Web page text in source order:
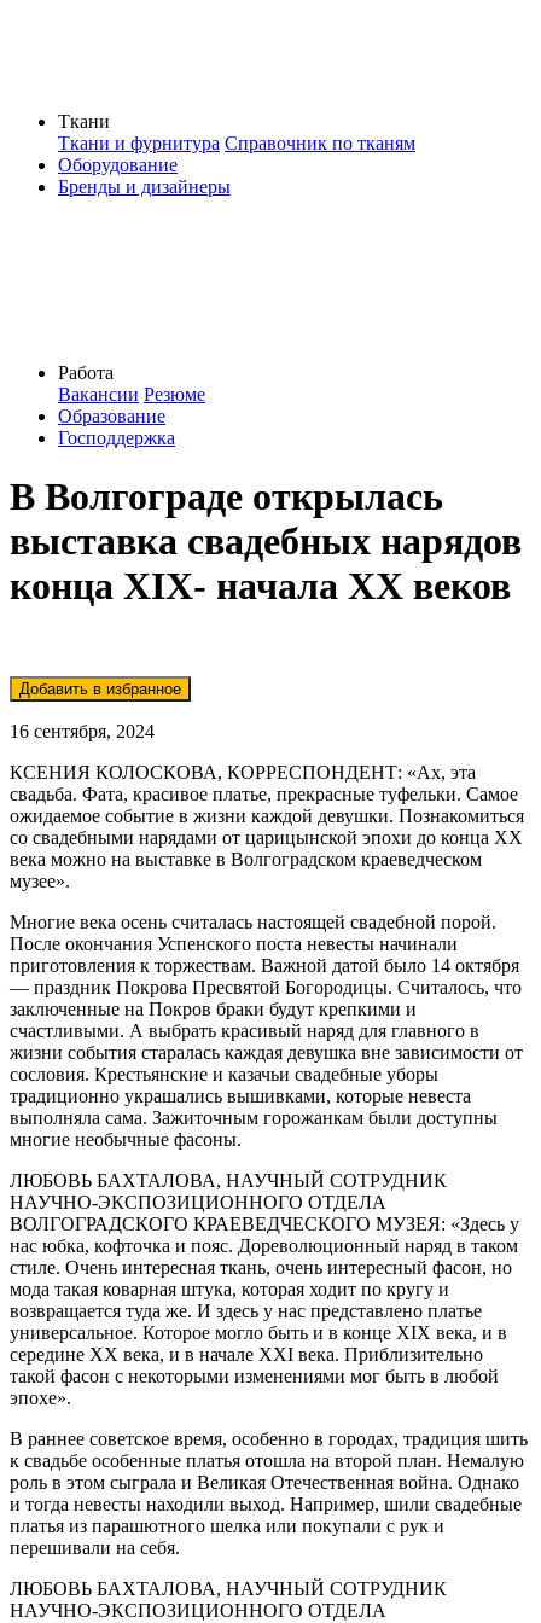
Ткани
Ткани и фурнитура Справочник по тканям
Оборудование
Бренды и дизайнеры
Работа
Вакансии Резюме
Образование
Господдержка
В Волгограде открылась
выставка свадебных нарядов
конца XIX- начала XX веков
16 сентября, 2024
КСЕНИЯ КОЛОСКОВА, КОРРЕСПОНДЕНТ: «Ах, эта
свадьба. Фата, красивое платье, прекрасные туфельки. Самое
ожидаемое событие в жизни каждой девушки. Познакомиться
со свадебными нарядами от царицынской эпохи до конца XX
века можно на выставке в Волгоградском краеведческом
музее».
Многие века осень считалась настоящей свадебной порой.
После окончания Успенского поста невесты начинали
приготовления к торжествам. Важной датой было 14 октября
— праздник Покрова Пресвятой Богородицы. Считалось, что
заключенные на Покров браки будут крепкими и
счастливыми. А выбрать красивый наряд для главного в
жизни события старалась каждая девушка вне зависимости от
сословия. Крестьянские и казачьи свадебные уборы
традиционно украшались вышивками, которые невеста
выполняла сама. Зажиточным горожанкам были доступны
многие необычные фасоны.
ЛЮБОВЬ БАХТАЛОВА, НАУЧНЫЙ СОТРУДНИК
НАУЧНО-ЭКСПОЗИЦИОННОГО ОТДЕЛА
ВОЛГОГРАДСКОГО КРАЕВЕДЧЕСКОГО МУЗЕЯ: «Здесь у
нас юбка, кофточка и пояс. Дореволюционный наряд в таком
стиле. Очень интересная ткань, очень интересный фасон, но
мода такая коварная штука, которая ходит по кругу и
возвращается туда же. И здесь у нас представлено платье
универсальное. Которое могло быть и в конце XIX века, и в
середине XX века, и в начале XXI века. Приблизительно
такой фасон с некоторыми изменениями мог быть в любой
эпохе».
В раннее советское время, особенно в городах, традиция шить
к свадьбе особенные платья отошла на второй план. Немалую
роль в этом сыграла и Великая Отечественная война. Однако
и тогда невесты находили выход. Например, шили свадебные
платья из парашютного шелка или покупали с рук и
перешивали на себя.
ЛЮБОВЬ БАХТАЛОВА, НАУЧНЫЙ СОТРУДНИК
НАУЧНО-ЭКСПОЗИЦИОННОГО ОТДЕЛА